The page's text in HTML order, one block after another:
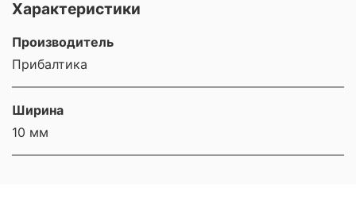
Характеристики
Производитель
Прибалтика
Ширина
10 мм